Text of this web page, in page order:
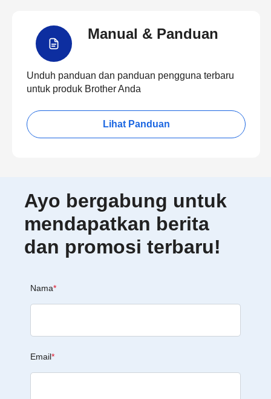
Manual & Panduan
Unduh panduan dan panduan pengguna terbaru
untuk produk Brother Anda
Lihat Panduan
Ayo bergabung untuk
mendapatkan berita
dan promosi terbaru!
Nama*
Email*